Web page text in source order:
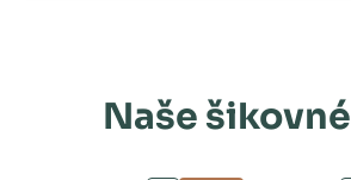
Naše šikovné